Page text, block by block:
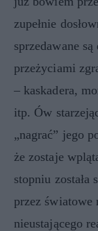
zupełnie
sprzedawane
przeżyciami
– kaskadera,
itp. Ów
„nagrać” jego
że zostaje
stopniu
przez światowe
nieustającego